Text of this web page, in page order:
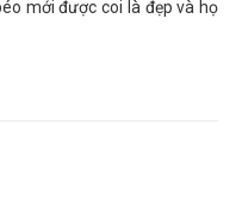
mới được coi là đẹp và họ